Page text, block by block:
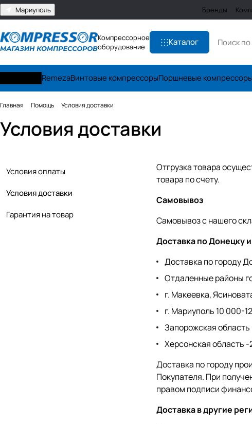
Мариуполь Бренды
Компрессорное
оборудование
Каталог
RemezaВинтовые компрессорыПоршневые компрессоры
Главная Помощь Условия доставки
Условия доставки
Отгрузка товара
товара по счету.
Самовывоз
Самовывоз с нашего
Доставка по Донецку
Доставка по городу
Отдаленные районы
г. Макеевка,
г. Мариуполь 10 000-
Запорожская
Херсонская область
Доставка по городу
Покупателя. При
правом подписи
Доставка в другие
Условия оплаты
Условия доставки
Гарантия на товар